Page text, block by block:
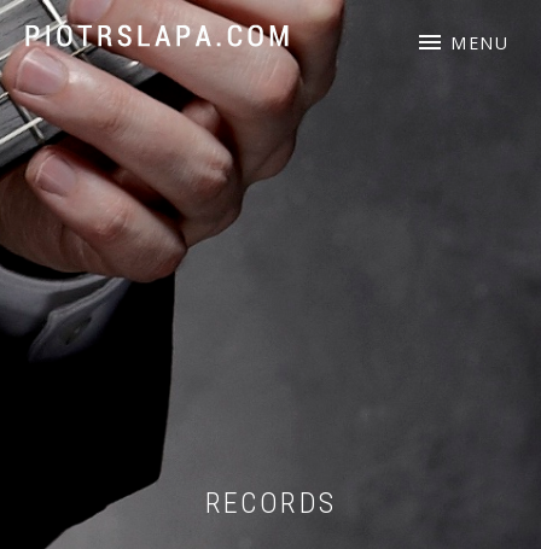
Piotr Słapa – polski gitarzysta akustyczny, kompozytor.
MENU
RECORDS